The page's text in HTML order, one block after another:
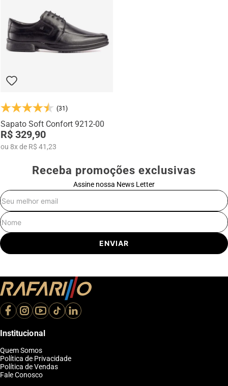
mocassins e sapatênis com tecnologia de elevação interna,
desenvolvidos para garantir mais confiança, postura e estilo em
qualquer momento do dia.
(31)
Sapato Soft Confort 9212-00
R$ 329,90
ou 8xde R$ 41,23
Receba promoções exclusivas
Assine nossa News Letter
ENVIAR
Institucional
Quem Somos
Política de Privacidade
Política de Vendas
Fale Conosco